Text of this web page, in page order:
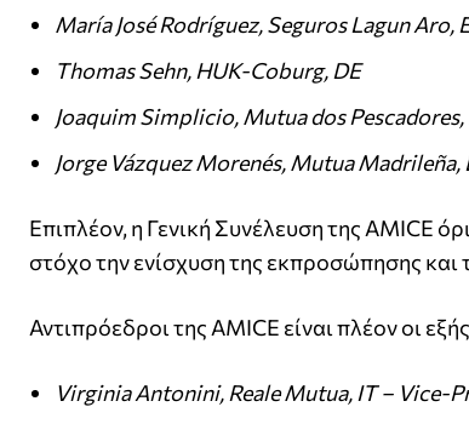
María José Rodríguez, Seguros Lagun Aro,
Thomas Sehn, HUK-Coburg, DE
Joaquim Simplicio, Mutua dos Pescadores,
Jorge Vázquez Morenés, Mutua Madrileña,
Επιπλέον, η Γενική Συνέλευση της AMICE
στόχο την ενίσχυση της εκπροσώπησης και
Αντιπρόεδροι της AMICE είναι πλέον οι
Virginia Antonini, Reale Mutua, IT – Vice-